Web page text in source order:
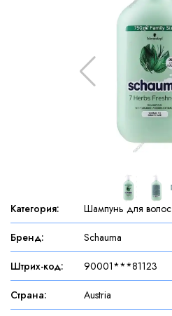
Категория: Шампунь для волос
Бренд: Schauma
Штрих-код: 90001***81123
Страна: Austria